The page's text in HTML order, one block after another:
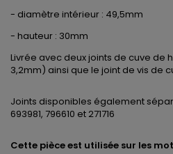
- diamètre intérieur : 49,5mm
- hauteur : 30mm
Livrée avec deux joints de cuve de
3,2mm) ainsi que le joint de vis de
Joints disponibles également
693981, 796610 et 271716
Cette pièce est utilisée sur les